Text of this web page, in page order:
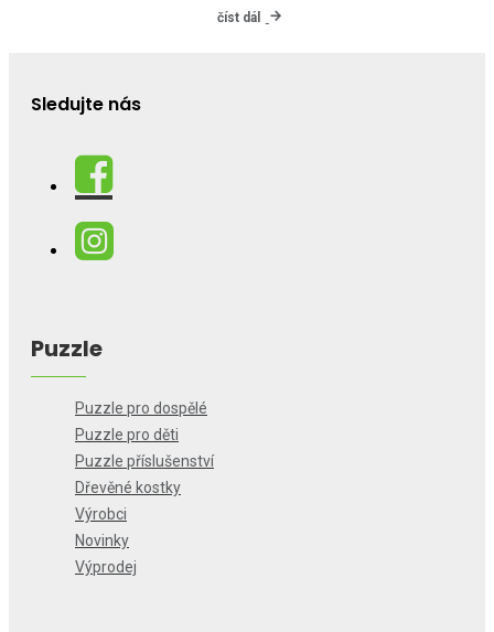
číst dál
Sledujte nás
Puzzle
Puzzle pro dospělé
Puzzle pro děti
Puzzle příslušenství
Dřevěné kostky
Výrobci
Novinky
Výprodej